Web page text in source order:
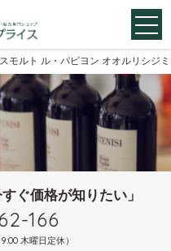
モルト ル・パピヨン オオルリシジ
すぐ価格が知りたい」
166
木曜日定休）